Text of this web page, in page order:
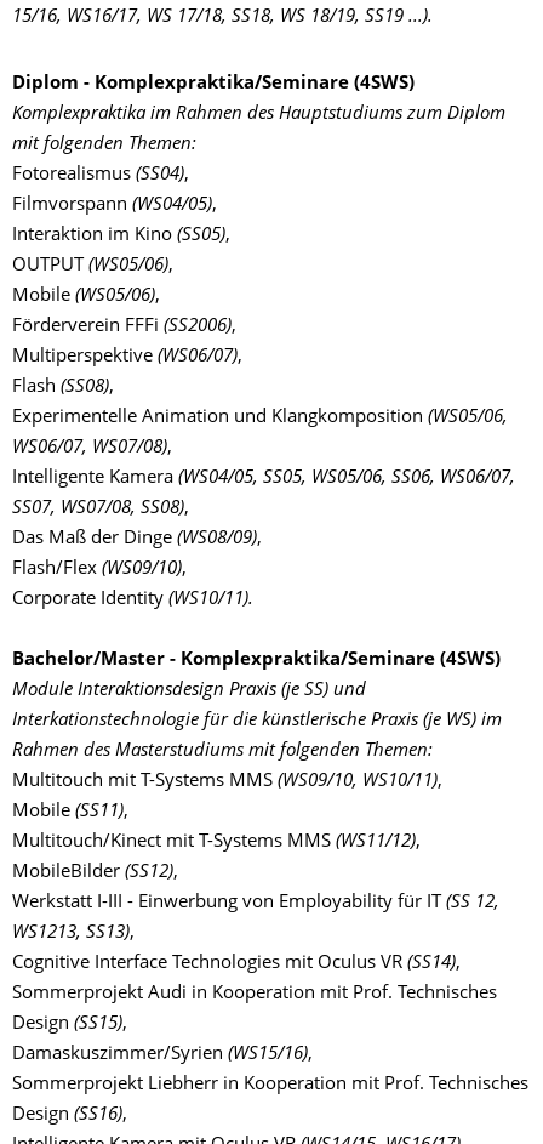
15/16, WS16/17, WS 17/18, SS18, WS 18/19, SS19 ...).
Diplom - Komplexpraktika/Seminare (4SWS)
Komplexpraktika im Rahmen des Hauptstudiums zum Diplom
mit folgenden Themen:
Fotorealismus (SS04),
Filmvorspann (WS04/05),
Interaktion im Kino (SS05),
OUTPUT (WS05/06),
Mobile (WS05/06),
Förderverein FFFi (SS2006),
Multiperspektive (WS06/07),
Flash (SS08),
Experimentelle Animation und Klangkomposition (WS05/06,
WS06/07, WS07/08),
Intelligente Kamera (WS04/05, SS05, WS05/06, SS06, WS06/07,
SS07, WS07/08, SS08),
Das Maß der Dinge (WS08/09),
Flash/Flex (WS09/10),
Corporate Identity (WS10/11).
Bachelor/Master - Komplexpraktika/Seminare (4SWS)
Module Interaktionsdesign Praxis (je SS) und
Interkationstechnologie für die künstlerische Praxis (je WS) im
Rahmen des Masterstudiums mit folgenden Themen:
Multitouch mit T-Systems MMS (WS09/10, WS10/11),
Mobile (SS11),
Multitouch/Kinect mit T-Systems MMS (WS11/12),
MobileBilder (SS12),
Werkstatt I-III - Einwerbung von Employability für IT (SS 12,
WS1213, SS13),
Cognitive Interface Technologies mit Oculus VR (SS14),
Sommerprojekt Audi in Kooperation mit Prof. Technisches
Design (SS15),
Damaskuszimmer/Syrien (WS15/16),
Sommerprojekt Liebherr in Kooperation mit Prof. Technisches
Design (SS16),